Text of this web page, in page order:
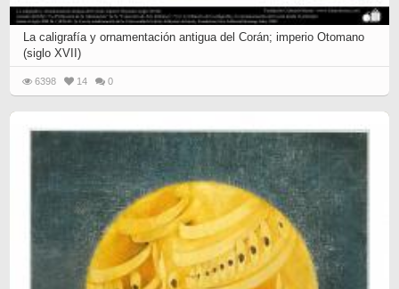
La caligrafía y ornamentación antigua del Corán; imperio Otomano
(siglo XVII)
6398 14 0